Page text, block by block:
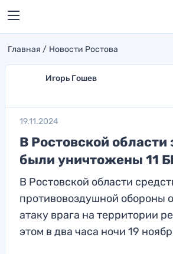
Главная Новости Ростова
Игорь Гошев
19.11.2024
В Ростовской области
были уничтожены 11
В Ростовской области
противовоздушной обороны
атаку врага на территории
этом в два часа ночи 19